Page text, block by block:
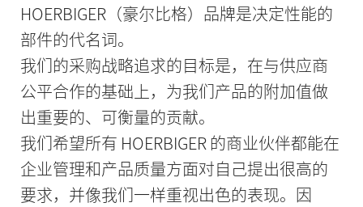
HOERBIGER（豪尔比格）品牌是决定性能的
部件的代名词。
我们的采购战略追求的目标是，在与供应商
公平合作的基础上，为我们产品的附加值做
出重要的、可衡量的贡献。
我们希望所有 HOERBIGER 的商业伙伴都能在
企业管理和产品质量方面对自己提出很高的
要求，并像我们一样重视出色的表现。因